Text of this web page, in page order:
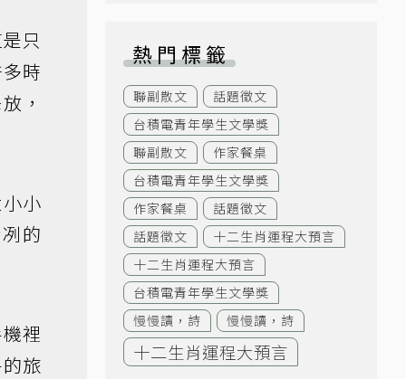
只
時
，
小
的
裡
旅
熱門標籤
聯副散文
話題徵文
台積電青年學生文學獎
聯副散文
作家餐桌
台積電青年學生文學獎
作家餐桌
話題徵文
話題徵文
十二生肖運程大預言
十二生肖運程大預言
台積電青年學生文學獎
慢慢讀，詩
慢慢讀，詩
十二生肖運程大預言